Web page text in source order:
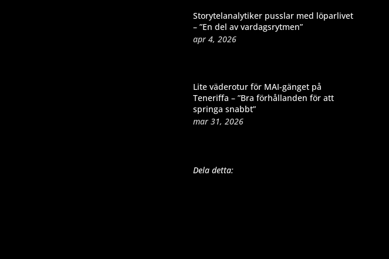
Storytelanalytiker pusslar med löparlivet
– ”En del av vardagsrytmen”
apr 4, 2026
Lite väderotur för MAI-gänget på
Teneriffa – ”Bra förhållanden för att
springa snabbt”
mar 31, 2026
Dela detta: